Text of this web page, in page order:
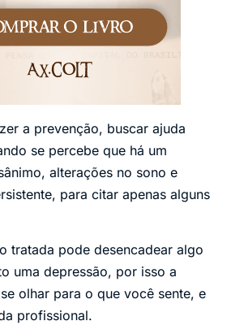
a prevenção, buscar ajuda
se percebe que há um
alterações no sono e
para citar apenas alguns
tratada pode desencadear algo
uma depressão, por isso a
olhar para o que você sente, e
profissional.